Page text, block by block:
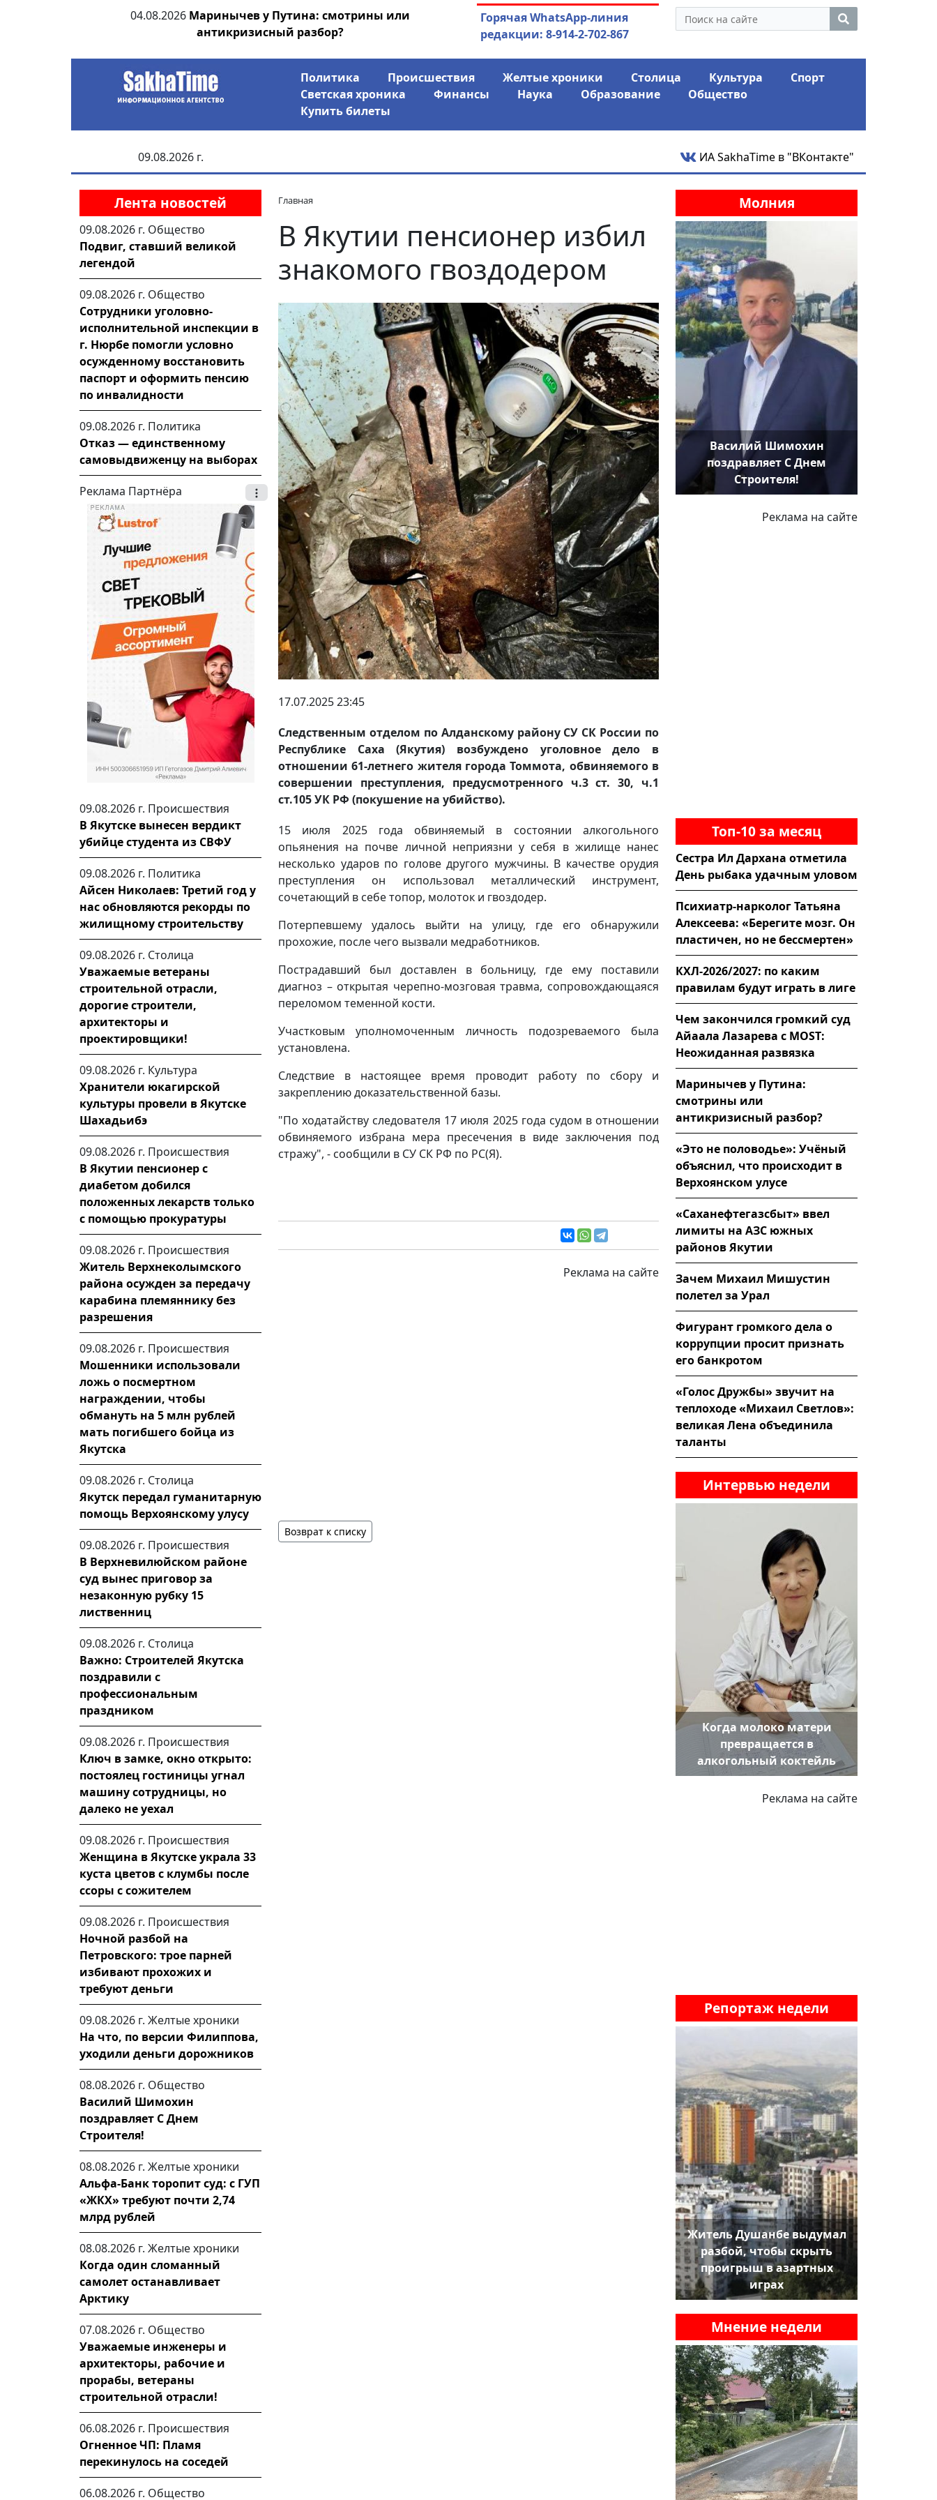
04.08.2026 Маринычев у Путина: смотрины или
антикризисный разбор?
03.08.2026АЛРОСА ушла в минус и ожидает еще одного
финансового удара
05.08.2026
Горячая WhatsApp-линия
редакции: 8-914-2-702-867
Политика Происшествия Желтые хроники Столица Культура
Спорт
Светская хроника
Финансы Наука Образование
Общество
Купить билеты
09.08.2026 г. ИА SakhaTime в "ВКонтакте"
Лента новостей
09.08.2026 г. Общество
Подвиг, ставший великой
легендой
09.08.2026 г. Общество
Сотрудники уголовно-
исполнительной инспекции в
г. Нюрбе помогли условно
осужденному восстановить
паспорт и оформить пенсию
по инвалидности
09.08.2026 г. Политика
Отказ — единственному
самовыдвиженцу на выборах
Реклама Партнёра
09.08.2026 г. Происшествия
В Якутске вынесен вердикт
убийце студента из СВФУ
09.08.2026 г. Политика
Айсен Николаев: Третий год у
нас обновляются рекорды по
жилищному строительству
09.08.2026 г. Столица
Уважаемые ветераны
строительной отрасли,
дорогие строители,
архитекторы и
проектировщики!
09.08.2026 г. Культура
Хранители юкагирской
культуры провели в Якутске
Шахадьибэ
09.08.2026 г. Происшествия
В Якутии пенсионер с
диабетом добился
положенных лекарств только
с помощью прокуратуры
09.08.2026 г. Происшествия
Житель Верхнеколымского
района осужден за передачу
карабина племяннику без
разрешения
09.08.2026 г. Происшествия
Мошенники использовали
ложь о посмертном
награждении, чтобы
обмануть на 5 млн рублей
мать погибшего бойца из
Якутска
09.08.2026 г. Столица
Якутск передал гуманитарную
помощь Верхоянскому улусу
09.08.2026 г. Происшествия
В Верхневилюйском районе
суд вынес приговор за
незаконную рубку 15
лиственниц
09.08.2026 г. Столица
Важно: Строителей Якутска
поздравили с
профессиональным
праздником
09.08.2026 г. Происшествия
Ключ в замке, окно открыто:
постоялец гостиницы угнал
машину сотрудницы, но
далеко не уехал
09.08.2026 г. Происшествия
Женщина в Якутске украла 33
куста цветов с клумбы после
ссоры с сожителем
09.08.2026 г. Происшествия
Ночной разбой на
Петровского: трое парней
избивают прохожих и
требуют деньги
09.08.2026 г. Желтые хроники
На что, по версии Филиппова,
уходили деньги дорожников
08.08.2026 г. Общество
Василий Шимохин
поздравляет С Днем
Строителя!
08.08.2026 г. Желтые хроники
Альфа-Банк торопит суд: с ГУП
«ЖКХ» требуют почти 2,74
млрд рублей
08.08.2026 г. Желтые хроники
Когда один сломанный
самолет останавливает
Арктику
07.08.2026 г. Общество
Уважаемые инженеры и
архитекторы, рабочие и
прорабы, ветераны
строительной отрасли!
06.08.2026 г. Происшествия
Огненное ЧП: Пламя
перекинулось на соседей
06.08.2026 г. Общество
Главная
В Якутии пенсионер избил
знакомого гвоздодером
17.07.2025 23:45
Следственным отделом по Алданскому району СУ СК России по
Республике Саха (Якутия) возбуждено уголовное дело в
отношении 61-летнего жителя города Томмота, обвиняемого в
совершении преступления, предусмотренного ч.3 ст. 30, ч.1
ст.105 УК РФ (покушение на убийство).
15 июля 2025 года обвиняемый в состоянии алкогольного
опьянения на почве личной неприязни у себя в жилище нанес
несколько ударов по голове другого мужчины. В качестве орудия
преступления он использовал металлический инструмент,
сочетающий в себе топор, молоток и гвоздодер.
Потерпевшему удалось выйти на улицу, где его обнаружили
прохожие, после чего вызвали медработников.
Пострадавший был доставлен в больницу, где ему поставили
диагноз – открытая черепно-мозговая травма, сопровождающаяся
переломом теменной кости.
Участковым уполномоченным личность подозреваемого была
установлена.
Следствие в настоящее время проводит работу по сбору и
закреплению доказательственной базы.
"По ходатайству следователя 17 июля 2025 года судом в отношении
обвиняемого избрана мера пресечения в виде заключения под
стражу", - сообщили в СУ СК РФ по РС(Я).
Реклама на сайте
Возврат к списку
Молния
Василий Шимохин
поздравляет С Днем
Строителя!
Реклама на сайте
Топ-10 за месяц
Сестра Ил Дархана отметила
День рыбака удачным уловом
Психиатр-нарколог Татьяна
Алексеева: «Берегите мозг. Он
пластичен, но не бессмертен»
КХЛ-2026/2027: по каким
правилам будут играть в лиге
Чем закончился громкий суд
Айаала Лазарева с MOST:
Неожиданная развязка
Маринычев у Путина:
смотрины или
антикризисный разбор?
«Это не половодье»: Учёный
объяснил, что происходит в
Верхоянском улусе
«Саханефтегазсбыт» ввел
лимиты на АЗС южных
районов Якутии
Зачем Михаил Мишустин
полетел за Урал
Фигурант громкого дела о
коррупции просит признать
его банкротом
«Голос Дружбы» звучит на
теплоходе «Михаил Светлов»:
великая Лена объединила
таланты
Интервью недели
Когда молоко матери
превращается в
алкогольный коктейль
Реклама на сайте
Репортаж недели
Житель Душанбе выдумал
разбой, чтобы скрыть
проигрыш в азартных
играх
Мнение недели